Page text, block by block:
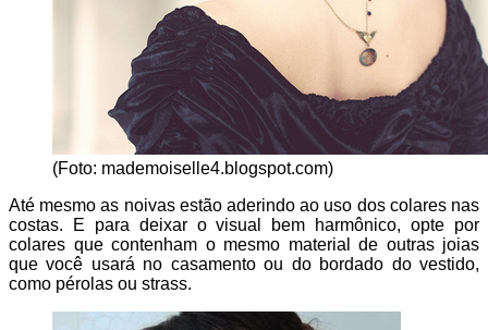
(Foto: mademoiselle4.blogspot.com)
Até mesmo as noivas estão aderindo ao uso dos colares nas
costas. E para deixar o visual bem harmônico, opte por
colares que contenham o mesmo material de outras joias
que você usará no casamento ou do bordado do vestido,
como pérolas ou strass.